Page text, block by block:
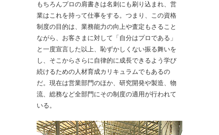
もちろんプロの肩書きは名刺にも刷り込まれ、営
業はこれを持って仕事をする。つまり、この資格
制度の目的は、業務能力の向上や査定もさること
ながら、お客さまに対して「自分はプロである」
と一度宣言した以上、恥ずかしくない振る舞いを
し、そこからさらに自律的に成長できるよう学び
続けるための人材育成カリキュラムでもあるの
だ。現在は営業部門のほか、研究開発や製造、物
流、総務など全部門にその制度の適用が行われて
いる。